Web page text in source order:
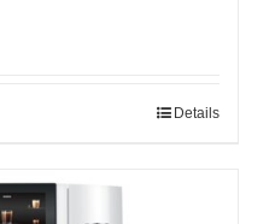
Details